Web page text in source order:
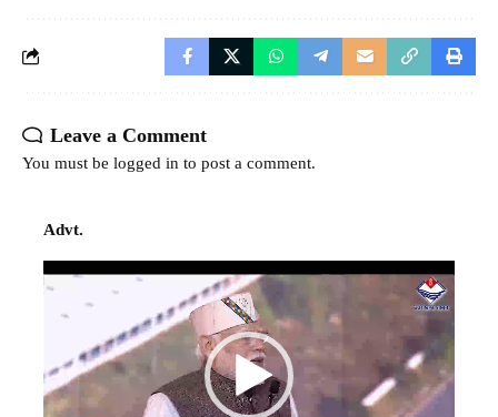
Leave a Comment
You must be logged in to post a comment.
Advt.
Video